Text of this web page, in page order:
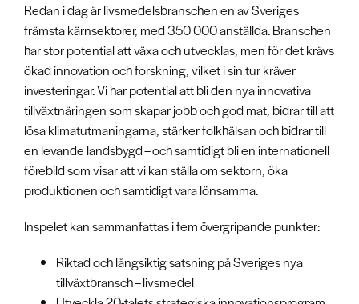
Redan i dag är livsmedelsbranschen en av Sveriges
främsta kärnsektorer, med 350 000 anställda. Branschen
har stor potential att växa och utvecklas, men för det krävs
ökad innovation och forskning, vilket i sin tur kräver
investeringar. Vi har potential att bli den nya innovativa
tillväxtnäringen som skapar jobb och god mat, bidrar till att
lösa klimatutmaningarna, stärker folkhälsan och bidrar till
en levande landsbygd – och samtidigt bli en internationell
förebild som visar att vi kan ställa om sektorn, öka
produktionen och samtidigt vara lönsamma.
Inspelet kan sammanfattas i fem övergripande punkter:
Riktad och långsiktig satsning på Sveriges nya
tillväxtbransch – livsmedel